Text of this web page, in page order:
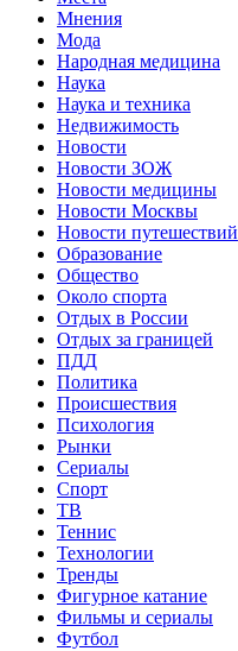
Мнения
Мода
Народная медицина
Наука
Наука и техника
Недвижимость
Новости
Новости ЗОЖ
Новости медицины
Новости Москвы
Новости путешествий
Образование
Общество
Около спорта
Отдых в России
Отдых за границей
ПДД
Политика
Происшествия
Психология
Рынки
Сериалы
Спорт
ТВ
Теннис
Технологии
Тренды
Фигурное катание
Фильмы и сериалы
Футбол